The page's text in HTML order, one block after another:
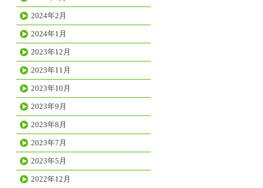
2024年2月
2024年1月
2023年12月
2023年11月
2023年10月
2023年9月
2023年8月
2023年7月
2023年5月
2022年12月